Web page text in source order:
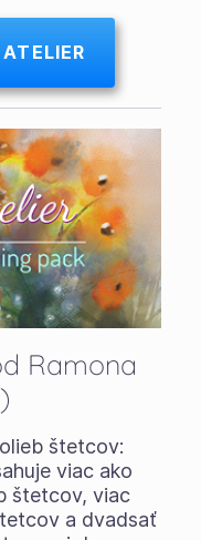
Ramona
štetcov:
viac ako
štetcov, viac
a dvadsať